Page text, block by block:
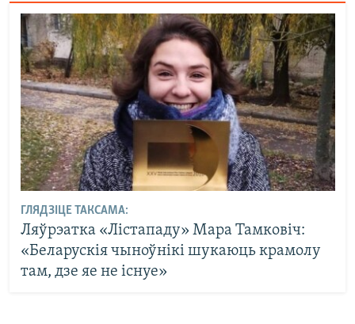
ГЛЯДЗІЦЕ ТАКСАМА:
Ляўрэатка «Лістападу» Мара Тамковіч:
«Беларускія чыноўнікі шукаюць крамолу
там, дзе яе не існуе»